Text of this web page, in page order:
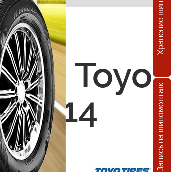
Хранение шин
Запись на шиномонтаж
Toyo
R14